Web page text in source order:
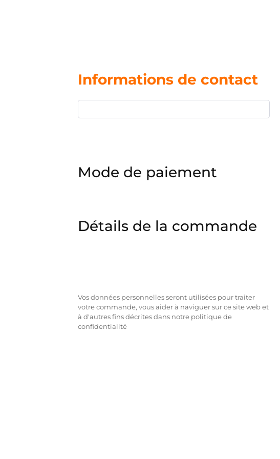
Informations de contact
Mode de paiement
Détails de la commande
Vos données personnelles seront utilisées pour traiter
votre commande, vous aider à naviguer sur ce site web et
à d'autres fins décrites dans notre politique de
confidentialité